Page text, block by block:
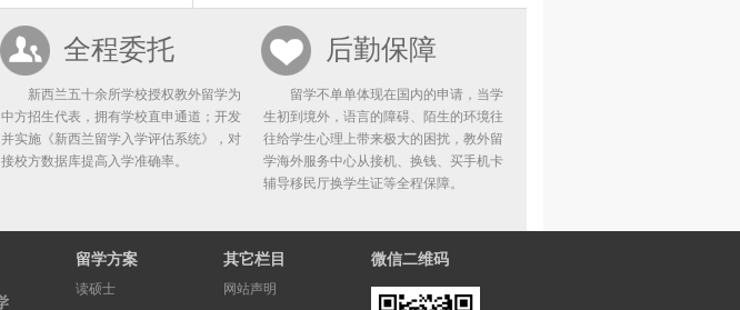
全程委托
新西兰五十余所学校授权教外留学为
中方招生代表，拥有学校直申通道；开发
并实施《新西兰留学入学评估系统》，对
接校方数据库提高入学准确率。
后勤保障
留学不单单体现在国内的申请，当学
生初到境外，语言的障碍、陌生的环境往
往给学生心理上带来极大的困扰，教外留
学海外服务中心从接机、换钱、买手机卡
辅导移民厅换学生证等全程保障。
留学方案
读硕士
其它栏目
网站声明
微信二维码